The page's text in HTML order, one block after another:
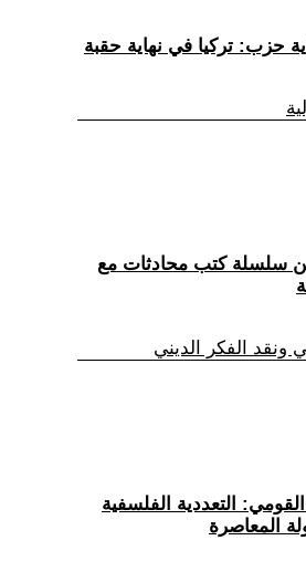
من سلسلة كتب محادثات مع
ونقد الفكر الديني
التعددية الفلسفية
المعاصرة